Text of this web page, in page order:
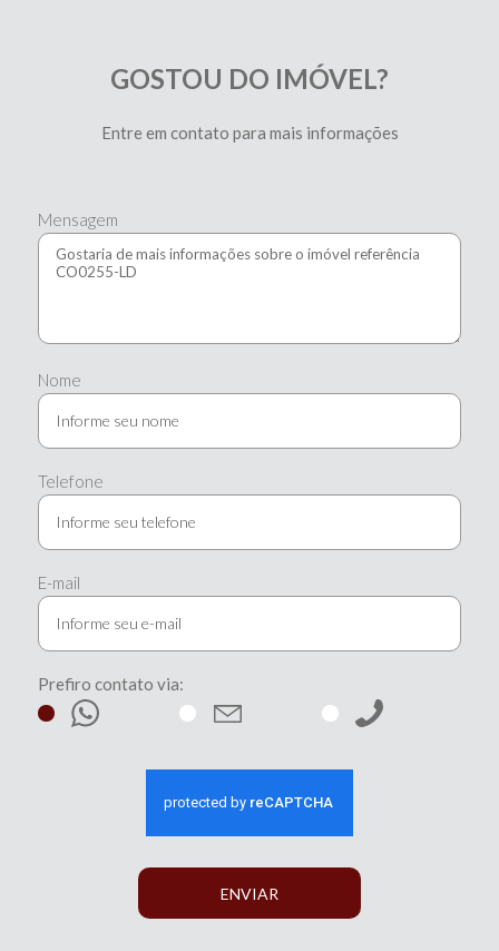
GOSTOU DO IMÓVEL?
Entre em contato para mais informações
Mensagem
Nome
Telefone
E-mail
Prefiro contato via:
ENVIAR